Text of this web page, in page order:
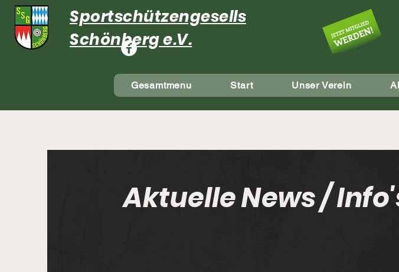
Sportschützengesellschaft
Schönberg e.V.
Gesamtmenu Start Unser Verein
Aktuelle News /